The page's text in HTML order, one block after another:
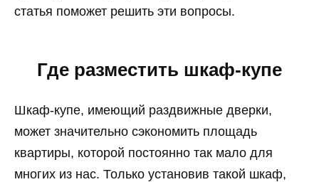
статья поможет решить эти вопросы.
Где разместить шкаф-купе
Шкаф-купе, имеющий раздвижные дверки,
может значительно сэкономить площадь
квартиры, которой постоянно так мало для
многих из нас. Только установив такой шкаф,